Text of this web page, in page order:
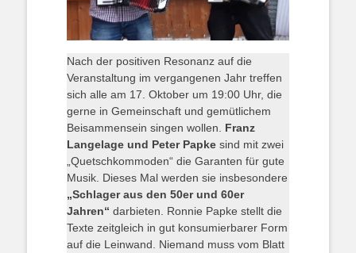
Nach der positiven Resonanz auf die
Veranstaltung im vergangenen Jahr treffen
sich alle am 17. Oktober um 19:00 Uhr, die
gerne in Gemeinschaft und gemütlichem
Beisammensein singen wollen. Franz
Langelage und Peter Papke sind mit zwei
„Quetschkommoden“ die Garanten für gute
Musik. Dieses Mal werden sie insbesondere
„Schlager aus den 50er und 60er
Jahren“ darbieten. Ronnie Papke stellt die
Texte zeitgleich in gut konsumierbarer Form
auf die Leinwand. Niemand muss vom Blatt